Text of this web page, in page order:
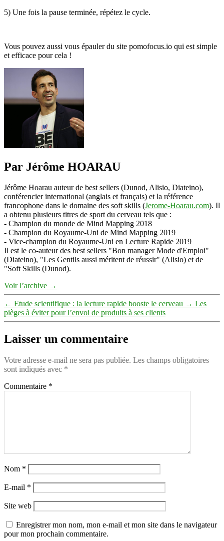
5) Une fois la pause terminée, répétez le cycle.
Vous pouvez aussi vous épauler du site pomofocus.io qui est simple
et efficace pour cela !
Par Jérôme HOARAU
Jérôme Hoarau auteur de best sellers (Dunod, Alisio, Diateino),
conférencier international (anglais et français) et la référence
francophone dans le domaine des soft skills (Jerome-Hoarau.com). Il
a obtenu plusieurs titres de sport du cerveau tels que :
- Champion du monde de Mind Mapping 2018
- Champion du Royaume-Uni de Mind Mapping 2019
- Vice-champion du Royaume-Uni en Lecture Rapide 2019
Il est le co-auteur des best sellers "Bon manager Mode d'Emploi"
(Diateino), "Les Gentils aussi méritent de réussir" (Alisio) et de
"Soft Skills (Dunod).
Voir l’archive →
← Etude scientifique : la lecture rapide booste le cerveau → Les
pièges à éviter pour l’envoi de produits à ses clients
Laisser un commentaire
Votre adresse e-mail ne sera pas publiée. Les champs obligatoires
sont indiqués avec *
Commentaire *
Nom *
E-mail *
Site web
Enregistrer mon nom, mon e-mail et mon site dans le navigateur
pour mon prochain commentaire.